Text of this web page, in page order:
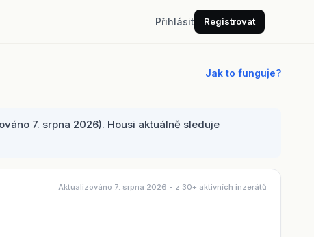
Přihlásit Registrovat
Jak to funguje?
7. srpna 2026). Housi aktuálně sleduje
Aktualizováno 7. srpna 2026 - z 30+ aktivních inzerátů